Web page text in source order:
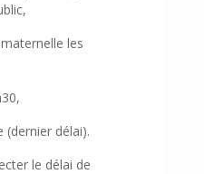
les
(dernier délai).
le délai de